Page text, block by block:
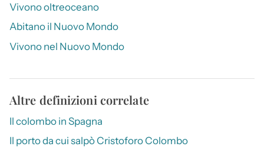
Vivono oltreoceano
Abitano il Nuovo Mondo
Vivono nel Nuovo Mondo
Altre definizioni correlate
Il colombo in Spagna
Il porto da cui salpò Cristoforo Colombo